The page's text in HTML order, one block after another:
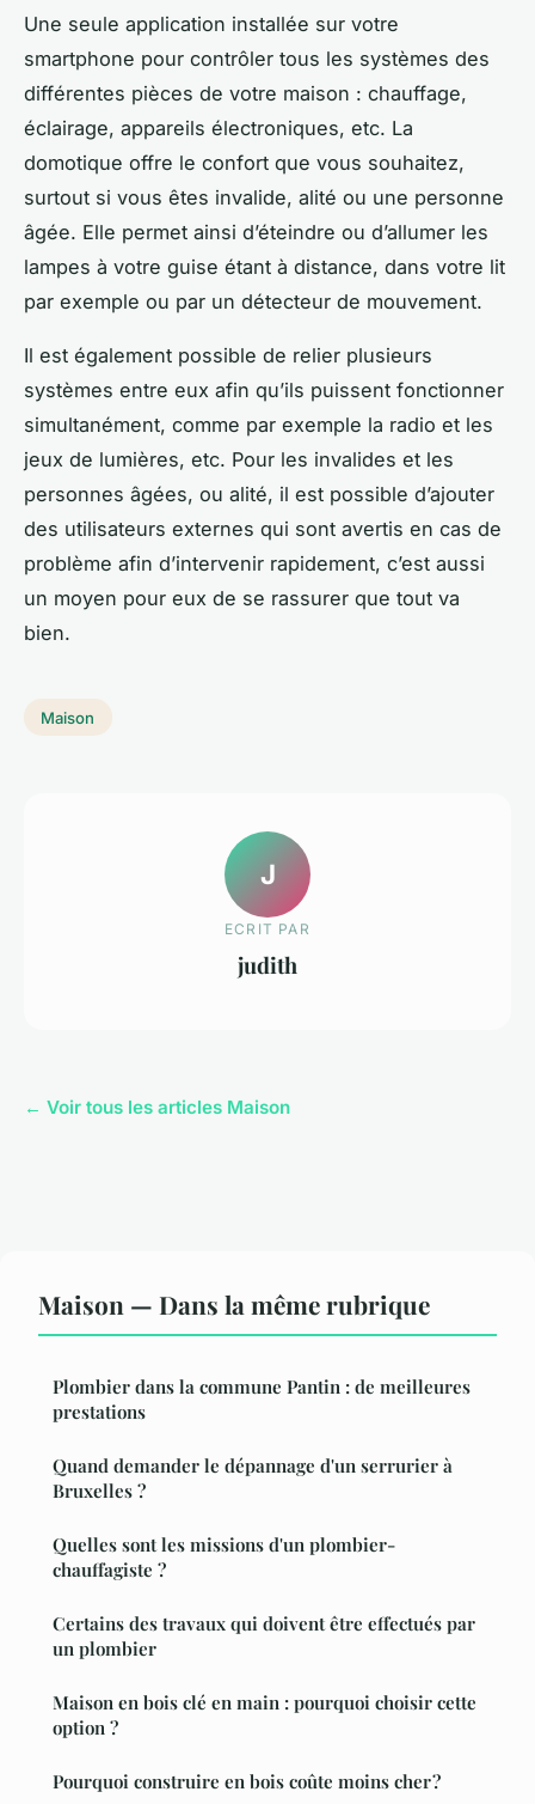
Une seule application installée sur votre
smartphone pour contrôler tous les systèmes des
différentes pièces de votre maison : chauffage,
éclairage, appareils électroniques, etc. La
domotique offre le confort que vous souhaitez,
surtout si vous êtes invalide, alité ou une personne
âgée. Elle permet ainsi d’éteindre ou d’allumer les
lampes à votre guise étant à distance, dans votre lit
par exemple ou par un détecteur de mouvement.
Il est également possible de relier plusieurs
systèmes entre eux afin qu’ils puissent fonctionner
simultanément, comme par exemple la radio et les
jeux de lumières, etc. Pour les invalides et les
personnes âgées, ou alité, il est possible d’ajouter
des utilisateurs externes qui sont avertis en cas de
problème afin d’intervenir rapidement, c’est aussi
un moyen pour eux de se rassurer que tout va
bien.
Maison
J
ECRIT PAR
judith
← Voir tous les articles Maison
Maison — Dans la même rubrique
Plombier dans la commune Pantin : de meilleures
prestations
Quand demander le dépannage d'un serrurier à
Bruxelles ?
Quelles sont les missions d'un plombier-
chauffagiste ?
Certains des travaux qui doivent être effectués par
un plombier
Maison en bois clé en main : pourquoi choisir cette
option ?
Pourquoi construire en bois coûte moins cher ?